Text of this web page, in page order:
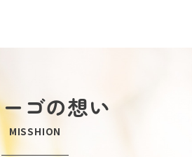
ゴの想い
MISSHION